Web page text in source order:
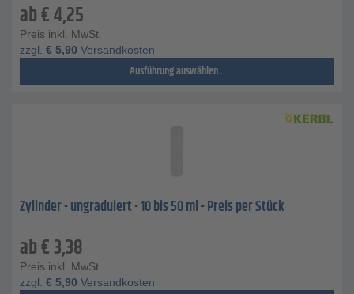
ab€4,25
Preis inkl. MwSt.
zzgl. € 5,90 Versandkosten
Ausführung auswählen...
Zylinder - ungraduiert - 10 bis 50 ml - Preis per Stück
ab€3,38
Preis inkl. MwSt.
zzgl. € 5,90 Versandkosten